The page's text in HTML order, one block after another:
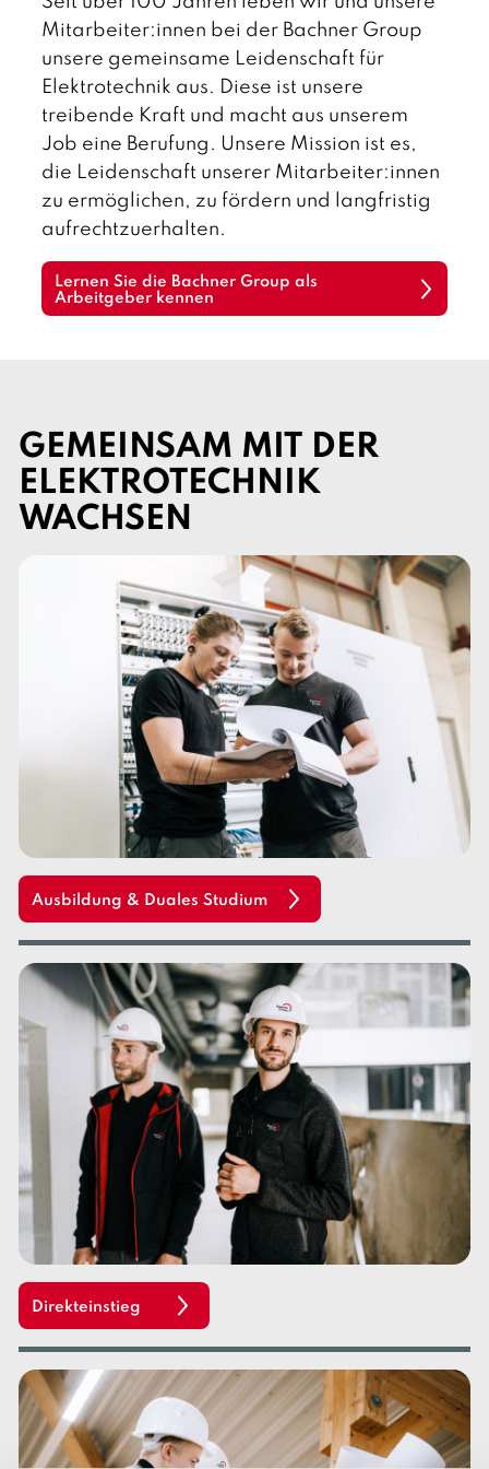
t
s
h
Mitarbeiter:innen bei der Bachner Group
unsere gemeinsame Leidenschaft für
Elektrotechnik aus. Diese ist unsere
treibende Kraft und macht aus unserem
Job eine Berufung. Unsere Mission ist es,
die Leidenschaft unserer Mitarbeiter:innen
zu ermöglichen, zu fördern und langfristig
aufrechtzuerhalten.
Lernen Sie die Bachner Group als
Arbeitgeber kennen
GEMEINSAM MIT DER
ELEKTROTECHNIK
WACHSEN
Ausbildung & Duales Studium
Direkteinstieg